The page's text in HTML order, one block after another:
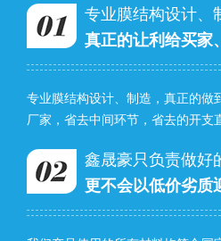
专业膜结构设计、
真正的让利给买家
专业膜结构设计、制造，真正的做
厂家，省去中间环节，省去的开支
鑫晟豪只负责做好
更不会以低价劣质